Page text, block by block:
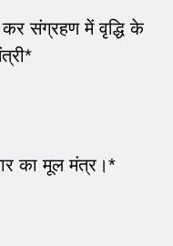
कर संग्रहण में वृद्धि के
का मूल मंत्र।*